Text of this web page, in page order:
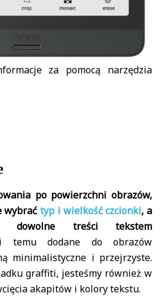
za pomocą narzędzia
po powierzchni obrazów,
wybraćtyp i wielkość czcionki, a
dowolne treści tekstem
temu dodane do obrazów
minimalistyczne i przejrzyste.
graffiti, jesteśmy również w
akapitów i kolory tekstu.